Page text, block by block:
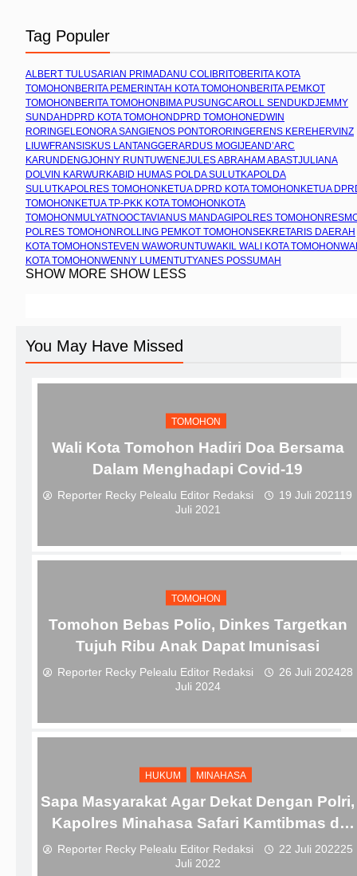
Tag Populer
ALBERT TULUSARIAN PRIMADANU COLIBRITOBERITA KOTA
TOMOHON BERITA PEMERINTAH KOTA TOMOHON BERITA PEMKOT
TOMOHON BERITA TOMOHON BIMA PUSUNGCAROLL SENDUKDJEMMY
SUNDAH DPRD KOTA TOMOHON DPRD TOMOHON EDWIN
RORINGELEONORA SANGI ENOS PONTORORINGERENS KEREH ERVINZ
LIUWFRANSISKUS LANTANGGERARDUS MOGI JEAND’ARC
KARUNDENGJOHNY RUNTUWENEJULES ABRAHAM ABASTJULIANA
DOLVIN KARWUR KABID HUMAS POLDA SULUTKAPOLDA
SULUTKAPOLRES TOMOHON KETUA DPRD KOTA TOMOHON KETUA
TOMOHON KETUA TP-PKK KOTA TOMOHON KOTA
TOMOHON MULYATNOOCTAVIANUS MANDAGI POLRES TOMOHON
POLRES TOMOHON ROLLING PEMKOT TOMOHONSEKRETARIS DAERAH
KOTA TOMOHONSTEVEN WAWORUNTUWAKIL WALI KOTA TOMOHON
KOTA TOMOHONWENNY LUMENTUTYANES POSSUMAH
SHOW MORE SHOW LESS
You May Have Missed
TOMOHON
Wali Kota Tomohon Hadiri Doa Bersama
Dalam Menghadapi Covid-19
Reporter Recky Pelealu Editor Redaksi 19 Juli 2021 19
Juli 2021
TOMOHON
Tomohon Bebas Polio, Dinkes Targetkan
Tujuh Ribu Anak Dapat Imunisasi
Reporter Recky Pelealu Editor Redaksi 26 Juli 202428
Juli 2024
HUKUM MINAHASA
Sapa Masyarakat Agar Dekat Dengan Polri,
Kapolres Minahasa Safari Kamtibmas di
Kecamatan Eris
Reporter Recky Pelealu Editor Redaksi 22 Juli 202225
Juli 2022